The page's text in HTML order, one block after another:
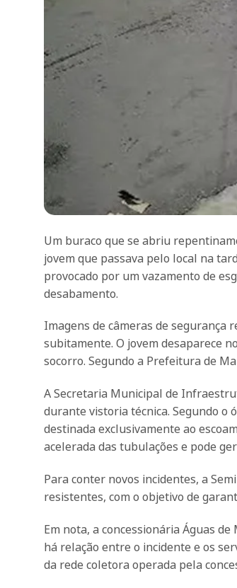
Um buraco que se abriu
jovem que passava pelo local na
provocado por um vazamento de
desabamento.
Imagens de câmeras de segurança
subitamente. O jovem desaparece
socorro. Segundo a Prefeitura de
A Secretaria Municipal de
durante vistoria técnica. Segundo o
destinada exclusivamente ao
acelerada das tubulações e pode
Para conter novos incidentes, a
resistentes, com o objetivo de
Em nota, a concessionária Águas
há relação entre o incidente e os
da rede coletora operada pela